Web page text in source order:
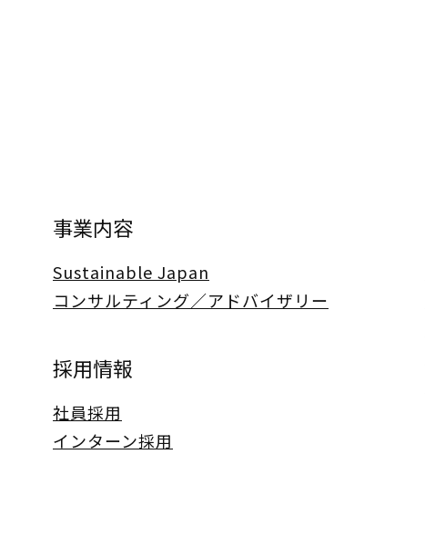
事業内容
Sustainable Japan
コンサルティング／アドバイザリー
採用情報
社員採用
インターン採用